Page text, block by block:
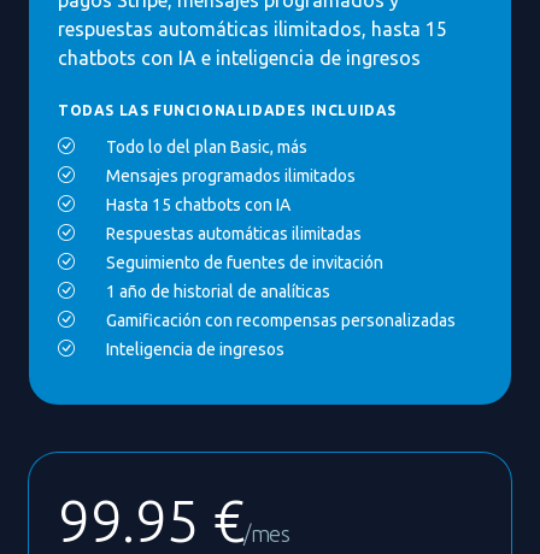
respuestas automáticas ilimitados, hasta 15
chatbots con IA e inteligencia de ingresos
TODAS LAS FUNCIONALIDADES INCLUIDAS
Todo lo del plan Basic, más
Mensajes programados ilimitados
Hasta 15 chatbots con IA
Respuestas automáticas ilimitadas
Seguimiento de fuentes de invitación
1 año de historial de analíticas
Gamificación con recompensas personalizadas
Inteligencia de ingresos
99.95 €/mes